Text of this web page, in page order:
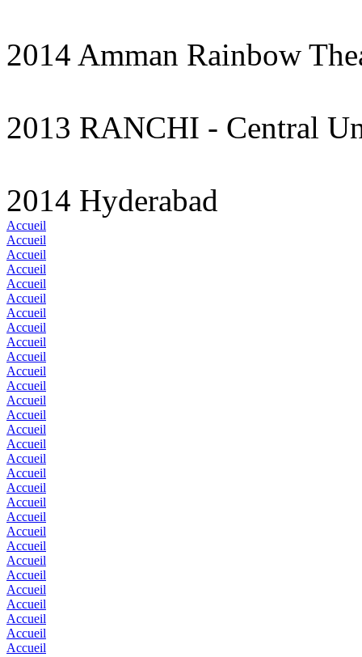
2014 Amman Rainbow
2013 RANCHI - Central
2014 Hyderabad
Accueil
Accueil
Accueil
Accueil
Accueil
Accueil
Accueil
Accueil
Accueil
Accueil
Accueil
Accueil
Accueil
Accueil
Accueil
Accueil
Accueil
Accueil
Accueil
Accueil
Accueil
Accueil
Accueil
Accueil
Accueil
Accueil
Accueil
Accueil
Accueil
Accueil